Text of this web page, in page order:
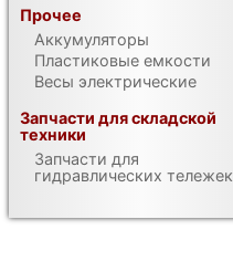
Прочее
Аккумуляторы
Пластиковые емкости
Весы электрические
Запчасти для складской
техники
Запчасти для
гидравлических тележек